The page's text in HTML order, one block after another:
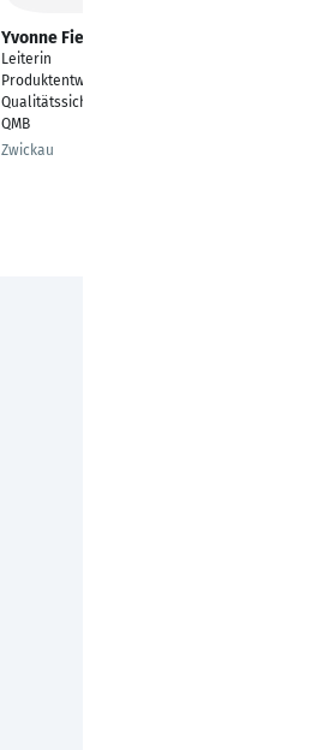
Yvonne Fiedler
Leiterin
Produktentwicklung &
Qualitätssicherung /
QMB
Zwickau